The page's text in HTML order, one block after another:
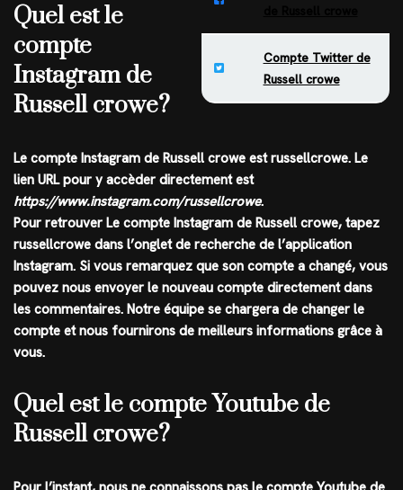
Compte Twitter de
Russell crowe
Quel est le
compte
Instagram de
Russell crowe?
Le compte Instagram de Russell crowe estrussellcrowe. Le
lien URL pour y accèder directement est
https://www.instagram.com/russellcrowe.
Pour retrouver Le compte Instagram de Russell crowe, tapez
russellcrowe dans l’onglet de recherche de l’application
Instagram. Si vous remarquez que son compte a changé, vous
pouvez nous envoyer le nouveau compte directement dans
les commentaires. Notre équipe se chargera de changer le
compte et nous fournirons de meilleurs informations grâce à
vous.
Quel est le compte Youtube de
Russell crowe?